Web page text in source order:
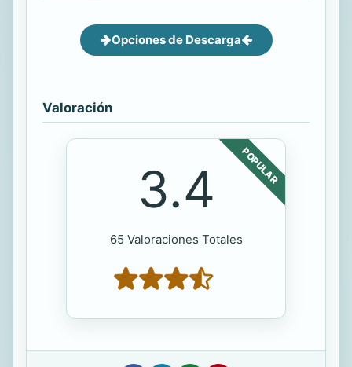
Opciones de Descarga
Valoración
POPULAR
3.4
65 Valoraciones Totales